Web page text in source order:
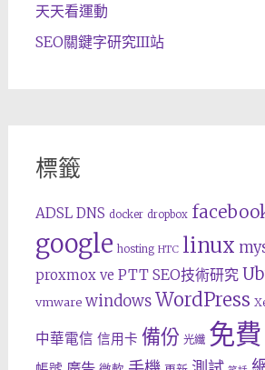
天天看運動
SEO關鍵字研究III站
標籤
ADSL DNS docker dropbox
google hosting HTC linux
proxmox ve PTT SEO技術研究
vmware windows WordPress
中華電信 信用卡 備份 光纖 免費